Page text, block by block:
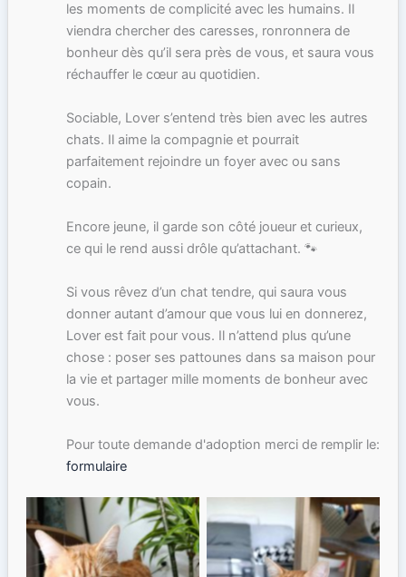
les moments de complicité avec les humains. Il
viendra chercher des caresses, ronronnera de
bonheur dès qu’il sera près de vous, et saura vous
réchauffer le cœur au quotidien.
Sociable, Lover s’entend très bien avec les autres
chats. Il aime la compagnie et pourrait
parfaitement rejoindre un foyer avec ou sans
copain.
Encore jeune, il garde son côté joueur et curieux,
ce qui le rend aussi drôle qu’attachant. 🐾
Si vous rêvez d’un chat tendre, qui saura vous
donner autant d’amour que vous lui en donnerez,
Lover est fait pour vous. Il n’attend plus qu’une
chose : poser ses pattounes dans sa maison pour
la vie et partager mille moments de bonheur avec
vous.
Pour toute demande d'adoption merci de remplir le:
formulaire